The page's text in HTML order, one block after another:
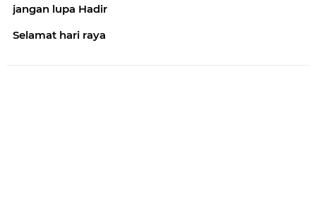
jangan lupa Hadir
Selamat hari raya